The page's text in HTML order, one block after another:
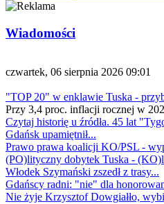
Wiadomości
czwartek, 06 sierpnia 2026 09:01
"TOP 20" w enklawie Tuska -
Przy 3,4 proc. inflacji rocznej w
Czytaj historię u źródła. 45 lat
Gdańsk upamiętnił...
Prawo prawa koalicji KO/PSL -
(PO)lityczny dobytek Tuska -
Włodek Szymański zszedł z trasy...
Gdańscy radni: "nie" dla
Nie żyje Krzysztof Dowgiałło,